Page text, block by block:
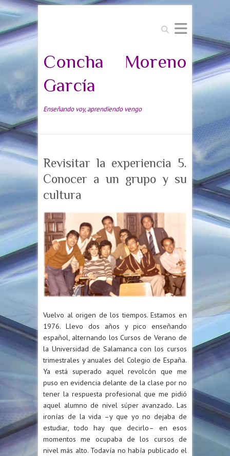
Buscar
Concha Moreno
García
Enseñando voy, aprendiendo vengo
Revisitar la experiencia 5.
Conocer a un grupo y su
cultura
Vuelvo al origen de los tiempos. Estamos en
1976. Llevo dos años y pico enseñando
español, alternando los Cursos de Verano de
la Universidad de Salamanca con los cursos
trimestrales y anuales del Colegio de España.
Ya está superado aquel revolcón que me
puso en evidencia delante de la clase por no
tener la respuesta profesional que me pidió
aquel alumno de nivel súper avanzado. Las
ironías de la vida –y que yo no dejaba de
estudiar, todo hay que decirlo– en esos
momentos me ocupaba de los cursos de
nivel más alto. Todavía no había publicado el